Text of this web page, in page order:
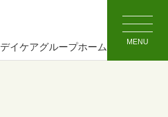
デイケアグループホーム MENU